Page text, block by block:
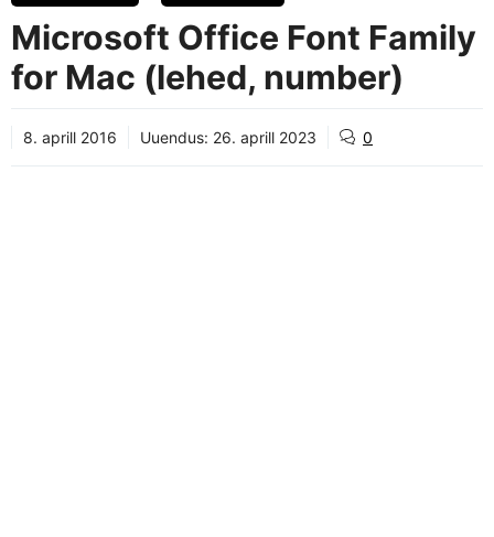
Microsoft Office Font Family
for Mac (lehed, number)
8. aprill 2016 Uuendus: 26. aprill 2023 0